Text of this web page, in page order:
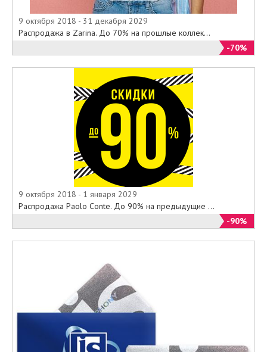
9 октября 2018 - 31 декабря 2029
Распродажа в Zarina. До 70% на прошлые коллек...
-70%
9 октября 2018 - 1 января 2029
Распродажа Paolo Conte. До 90% на предыдущие ...
-90%